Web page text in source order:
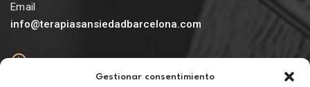
Gestionar consentimiento
Email
info@terapiasansiedadbarcelona.com